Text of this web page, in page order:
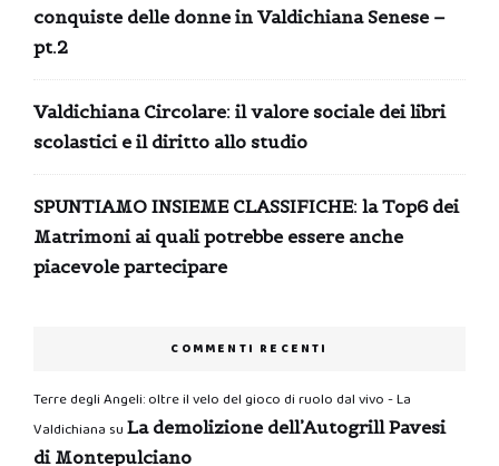
conquiste delle donne in Valdichiana Senese –
pt.2
Valdichiana Circolare: il valore sociale dei libri
scolastici e il diritto allo studio
SPUNTIAMO INSIEME CLASSIFICHE: la Top6 dei
Matrimoni ai quali potrebbe essere anche
piacevole partecipare
COMMENTI RECENTI
Terre degli Angeli: oltre il velo del gioco di ruolo dal vivo - La
Valdichiana su La demolizione dell’Autogrill Pavesi
di Montepulciano